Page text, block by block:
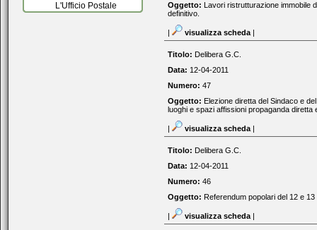
L'Ufficio Postale
Oggetto: Lavori ristrutturazione immobile
definitivo.
| visualizza scheda |
Titolo: Delibera G.C.
Data: 12-04-2011
Numero: 47
Oggetto: Elezione diretta del Sindaco e
luoghi e spazi affissioni propaganda diretta
| visualizza scheda |
Titolo: Delibera G.C.
Data: 12-04-2011
Numero: 46
Oggetto: Referendum popolari del 12 e
| visualizza scheda |